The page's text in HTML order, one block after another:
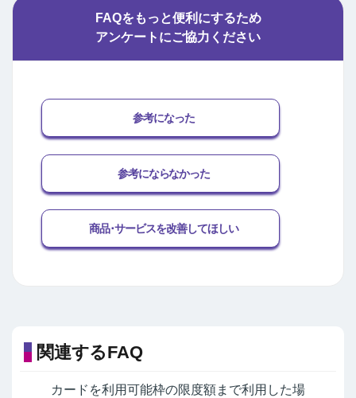
FAQをもっと便利にするため
アンケートにご協力ください
参考になった
参考にならなかった
商品･サービスを改善してほしい
関連するFAQ
カードを利用可能枠の限度額まで利用した場